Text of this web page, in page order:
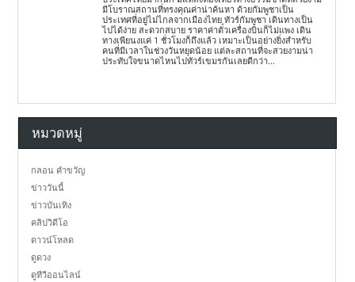
มีโบราณสถานที่ทรงคุณค่าน่าค้นหา ด้วยกัมพูชาเป็น
ประเทศที่อยู่ไม่ไกลจากเมืองไทย ทัวร์กัมพูชา เดินทางเป็น
ไปได้ง่าย สะดวกสบาย ราคาค่าตั๋วเครื่องบินก็ไม่แพง เดิน
ทางเพียนงแค่ 1 ชั่วโมงก็ถึงแล้ว เหมาะเป็นอย่างยิ่งสำหรับ
คนที่มีเวลาในช่วงวันหยุดน้อย แต่ละสถานที่จะสวยงามน่า
ประทับใจขนาดไหนไปทัวร์เขมรกันเลยดีกว่า...
หมวดหมู่
กลอน คำขวัญ
ข่าววันนี้
ข่าวบันเทิง
คลิปวิดีโอ
ดาวน์โหลด
ดูดวง
ดูทีวีออนไลน์